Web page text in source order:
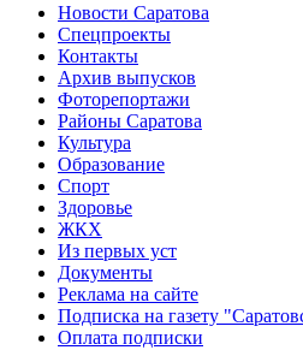
Новости Саратова
Спецпроекты
Контакты
Архив выпусков
Фоторепортажи
Районы Саратова
Культура
Образование
Спорт
Здоровье
ЖКХ
Из пеpвых уст
Документы
Реклама на сайте
Подписка на газету
Оплата подписки